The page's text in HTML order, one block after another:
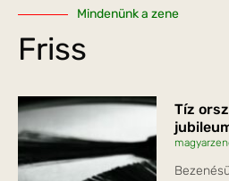
Mindenünk a zene
Friss
Tíz